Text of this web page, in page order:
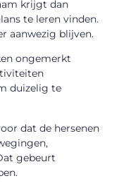
krijgt dan
te leren vinden.
aanwezig blijven.
ongemerkt
duizelig te
dat de hersenen
gebeurt